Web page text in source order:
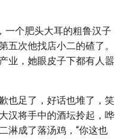
一个肥头大耳的粗鲁汉子
五次他找店小二的碴了。
业，她眼皮子下都有人嚣
也足了，好话也堆了，笑
汉将手中的酒坛拎起，哗
淋成了落汤鸡，“你这也